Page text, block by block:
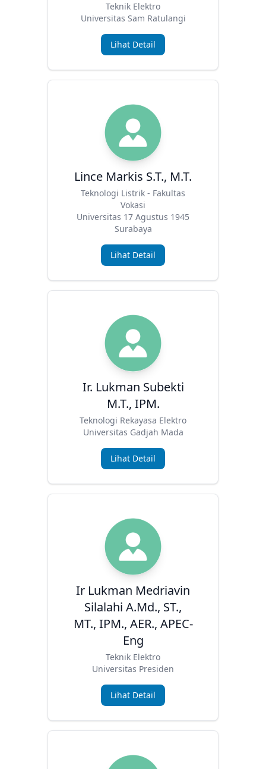
Teknik Elektro
Universitas Sam Ratulangi
Lihat Detail
Lince Markis S.T., M.T.
Teknologi Listrik - Fakultas
Vokasi
Universitas 17 Agustus 1945
Surabaya
Lihat Detail
Ir. Lukman Subekti
M.T., IPM.
Teknologi Rekayasa Elektro
Universitas Gadjah Mada
Lihat Detail
Ir Lukman Medriavin
Silalahi A.Md., ST.,
MT., IPM., AER., APEC-
Eng
Teknik Elektro
Universitas Presiden
Lihat Detail